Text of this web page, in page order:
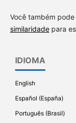
Você também pode
similaridadepara
IDIOMA
English
Español (España)
Português (Brasil)